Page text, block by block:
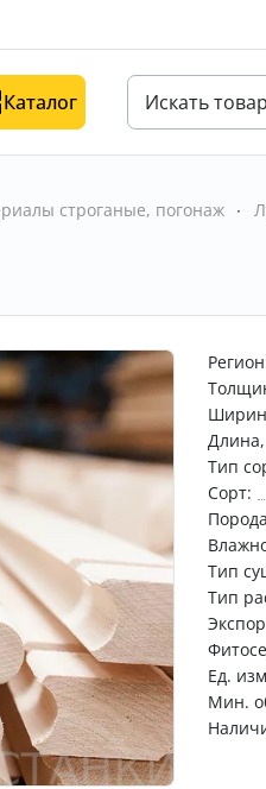
Каталог
строганые, погонаж
Тип
Сорт:
Тип
Тип
Ед.
Мин.